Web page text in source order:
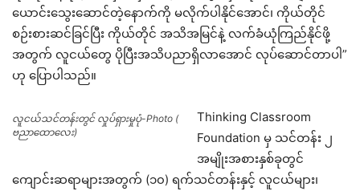
ယောင်းသွေးဆောင်တဲ့နောက်ကို မလိုက်ပါနိုင်အောင်၊ ကိုယ်တိုင်
စဉ်းစားဆင်ခြင်ပြီး ကိုယ်တိုင် အသိအမြင်နဲ့ လက်ခံယုံကြည်နိုင်ဖို့
အတွက် လူငယ်တွေ ပိုပြီးအသိပညာရှိလာအောင် လုပ်ဆောင်တာပါ”
ဟု ပြောပါသည်။
လူငယ်သင်တန်းတွင် လှုပ်ရှားမှုပုံ-Photo (
ဗညာထောလေး)
Thinking Classroom
Foundation မှ သင်တန်း ၂
အမျိုးအစားနှစ်ခုတွင်
ကျောင်းဆရာများအတွက် (၁၀) ရက်သင်တန်းနှင့် လူငယ်များ၊